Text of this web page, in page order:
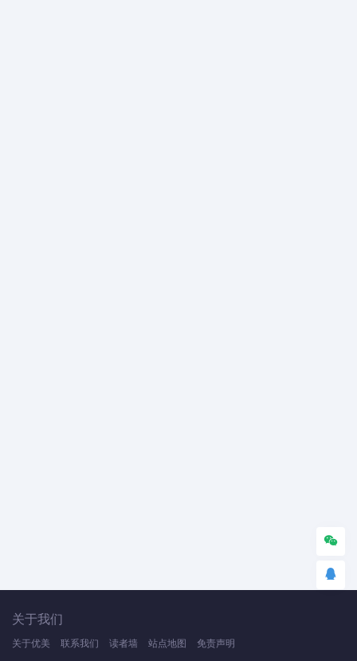
关于我们
关于优美 联系我们 读者墙 站点地图 免责声明